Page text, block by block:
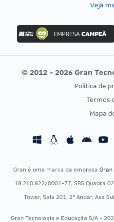
Concurso Ibama
Concurso MPU
Editais publicados
CONCURSOS POR PROFISSÃO
Concursos Fiscais
Concursos Saúde
Veja
© 2012 - 2026 Gran
Política de
Termos
Mapa
Gran é uma marca da empresa Gran
18.260.822/0001-77, SBS Quadra
Tower, Sala 201, 2º Andar, Asa
Gran Tecnologia e Educação S/A -